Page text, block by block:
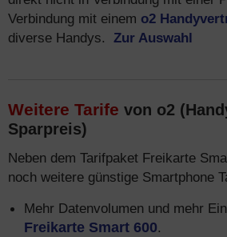
Verbindung mit einem o2
diverse Handys. Zur Auswahl
Weitere Tarife von o2
Sparpreis)
Neben dem Tarifpaket Freikarte
noch weitere günstige Smartphone
Mehr Datenvolumen und mehr
Freikarte Smart 600.